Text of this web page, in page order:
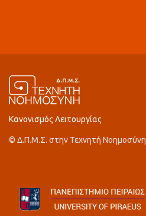
Κανονισμός Λειτουργίας
© Δ.Π.Μ.Σ. στην Τεχνητή Νοημοσύνη